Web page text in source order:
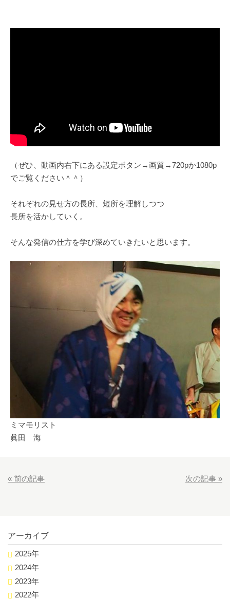
（ぜひ、動画内右下にある設定ボタン→画質→720pか1080p
でご覧ください＾＾）
それぞれの見せ方の長所、短所を理解しつつ
長所を活かしていく。
そんな発信の仕方を学び深めていきたいと思います。
ミマモリスト
眞田 海
« 前の記事 次の記事 »
アーカイブ
2025年
2024年
2023年
2022年